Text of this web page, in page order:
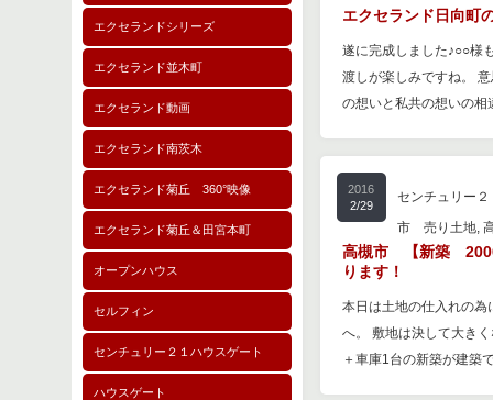
エクセランドシリーズ
エクセランド並木町
エクセランド動画
エクセランド南茨木
エクセランド菊丘 360°映像
エクセランド菊丘＆田宮本町
オープンハウス
セルフィン
センチュリー２１ハウスゲート
ハウスゲート
エクセランド日向町
遂に完成しました♪○○様
渡しが楽しみですね。
の想いと私共の想いの
2016
2/29
センチュリー
市 売り土地,
高槻市 【新築
ります！
本日は土地の仕入れの為
へ。 敷地は決して大き
＋車庫1台の新築が建築